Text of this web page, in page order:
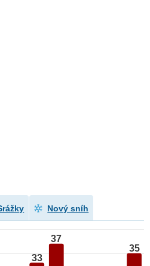
Nový sníh
33
37
35